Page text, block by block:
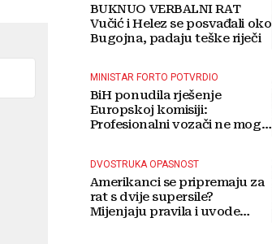
BUKNUO VERBALNI RAT
Vučić i Helez se posvađali oko
Bugojna, padaju teške riječi
MINISTAR FORTO POTVRDIO
BiH ponudila rješenje
Europskoj komisiji:
Profesionalni vozači ne mogu
DVOSTRUKA OPASNOST
Amerikanci se pripremaju za
rat s dvije supersile?
Mijenjaju pravila i uvode